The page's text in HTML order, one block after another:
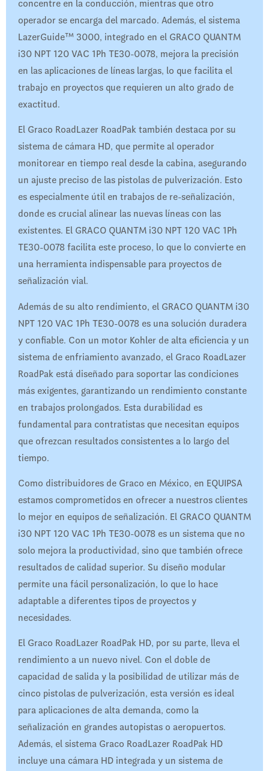
concentre en la conducción, mientras que otro
operador se encarga del marcado. Además, el sistema
LazerGuide™ 3000, integrado en el GRACO QUANTM
i30 NPT 120 VAC 1Ph TE30-0078, mejora la precisión
en las aplicaciones de líneas largas, lo que facilita el
trabajo en proyectos que requieren un alto grado de
exactitud.
El Graco RoadLazer RoadPak también destaca por su
sistema de cámara HD, que permite al operador
monitorear en tiempo real desde la cabina, asegurando
un ajuste preciso de las pistolas de pulverización. Esto
es especialmente útil en trabajos de re-señalización,
donde es crucial alinear las nuevas líneas con las
existentes. El GRACO QUANTM i30 NPT 120 VAC 1Ph
TE30-0078 facilita este proceso, lo que lo convierte en
una herramienta indispensable para proyectos de
señalización vial.
Además de su alto rendimiento, el GRACO QUANTM i30
NPT 120 VAC 1Ph TE30-0078 es una solución duradera
y confiable. Con un motor Kohler de alta eficiencia y un
sistema de enfriamiento avanzado, el Graco RoadLazer
RoadPak está diseñado para soportar las condiciones
más exigentes, garantizando un rendimiento constante
en trabajos prolongados. Esta durabilidad es
fundamental para contratistas que necesitan equipos
que ofrezcan resultados consistentes a lo largo del
tiempo.
Como distribuidores de Graco en México, en EQUIPSA
estamos comprometidos en ofrecer a nuestros clientes
lo mejor en equipos de señalización. El GRACO QUANTM
i30 NPT 120 VAC 1Ph TE30-0078 es un sistema que no
solo mejora la productividad, sino que también ofrece
resultados de calidad superior. Su diseño modular
permite una fácil personalización, lo que lo hace
adaptable a diferentes tipos de proyectos y
necesidades.
El Graco RoadLazer RoadPak HD, por su parte, lleva el
rendimiento a un nuevo nivel. Con el doble de
capacidad de salida y la posibilidad de utilizar más de
cinco pistolas de pulverización, esta versión es ideal
para aplicaciones de alta demanda, como la
señalización en grandes autopistas o aeropuertos.
Además, el sistema Graco RoadLazer RoadPak HD
incluye una cámara HD integrada y un sistema de